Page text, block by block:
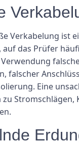
Verkabelung ist
auf das Prüfer
falscher
Eine
Stromschlägen,